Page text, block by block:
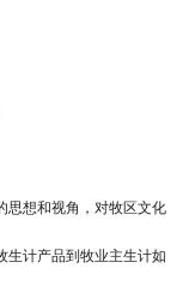
思想和视角，对牧区文化
生计产品到牧业主生计如